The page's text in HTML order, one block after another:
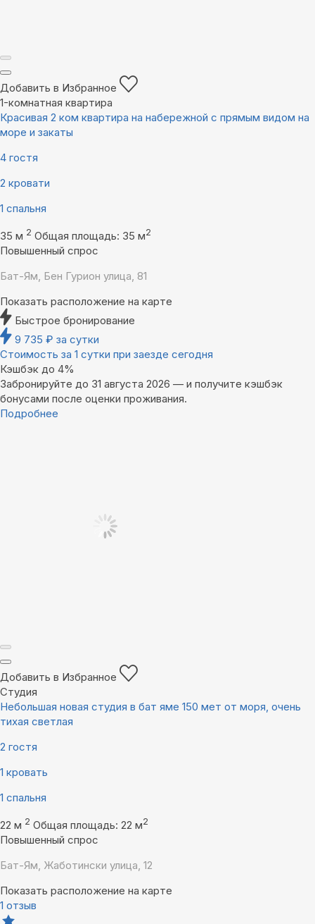
Добавить в Избранное
1-комнатная квартира
Красивая 2 ком квартира на набережной с прямым видом на
море и закаты
4 гостя
2 кровати
1 спальня
35 м 2 Общая площадь: 35 м2
Повышенный спрос
Бат-Ям, Бен Гурион улица, 81
Показать расположение на карте
Быстрое бронирование
9 735 ₽ за сутки
Стоимость за 1 сутки при заезде сегодня
Кэшбэк до 4%
Забронируйте до 31 августа 2026 — и получите кэшбэк
бонусами после оценки проживания.
Подробнее
Добавить в Избранное
Студия
Небольшая новая студия в бат яме 150 мет от моря, очень
тихая светлая
2 гостя
1 кровать
1 спальня
22 м 2 Общая площадь: 22 м2
Повышенный спрос
Бат-Ям, Жаботински улица, 12
Показать расположение на карте
1 отзыв